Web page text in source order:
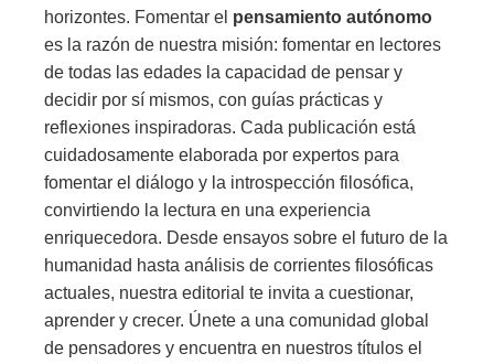
horizontes. Fomentar el pensamiento autónomo
es la razón de nuestra misión: fomentar en lectores
de todas las edades la capacidad de pensar y
decidir por sí mismos, con guías prácticas y
reflexiones inspiradoras. Cada publicación está
cuidadosamente elaborada por expertos para
fomentar el diálogo y la introspección filosófica,
convirtiendo la lectura en una experiencia
enriquecedora. Desde ensayos sobre el futuro de la
humanidad hasta análisis de corrientes filosóficas
actuales, nuestra editorial te invita a cuestionar,
aprender y crecer. Únete a una comunidad global
de pensadores y encuentra en nuestros títulos el